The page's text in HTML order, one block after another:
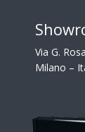
Via G.
Milano –